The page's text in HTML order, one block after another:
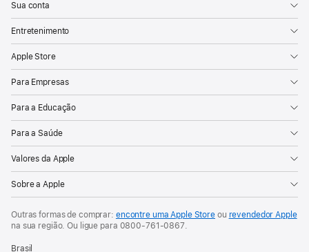
Sua conta
Entretenimento
Apple Store
Para Empresas
Para a Educação
Para a Saúde
Valores da Apple
Sobre a Apple
Outras formas de comprar: encontre uma Apple Store ou revendedor Apple
na sua região. Ou ligue para 0800-761-0867.
Brasil